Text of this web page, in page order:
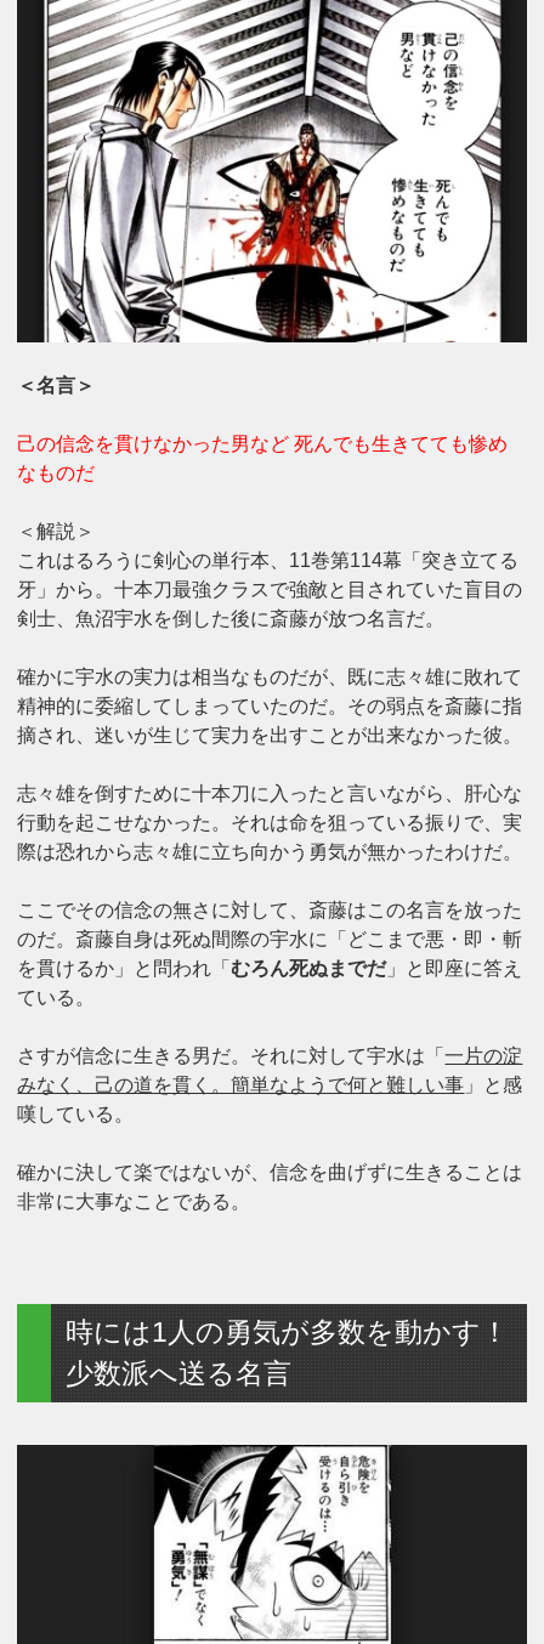
＜名言＞
己の信念を貫けなかった男など 死んでも生きてても惨め
なものだ
＜解説＞
これはるろうに剣心の単行本、11巻第114幕「突き立てる
牙」から。十本刀最強クラスで強敵と目されていた盲目の
剣士、魚沼宇水を倒した後に斎藤が放つ名言だ。
確かに宇水の実力は相当なものだが、既に志々雄に敗れて
精神的に委縮してしまっていたのだ。その弱点を斎藤に指
摘され、迷いが生じて実力を出すことが出来なかった彼。
志々雄を倒すために十本刀に入ったと言いながら、肝心な
行動を起こせなかった。それは命を狙っている振りで、実
際は恐れから志々雄に立ち向かう勇気が無かったわけだ。
ここでその信念の無さに対して、斎藤はこの名言を放った
のだ。斎藤自身は死ぬ間際の宇水に「どこまで悪・即・斬
を貫けるか」と問われ「むろん死ぬまでだ」と即座に答え
ている。
さすが信念に生きる男だ。それに対して宇水は「一片の淀
みなく、己の道を貫く。簡単なようで何と難しい事 」と感
嘆している。
確かに決して楽ではないが、信念を曲げずに生きることは
非常に大事なことである。
時には1人の勇気が多数を動かす！
少数派へ送る名言